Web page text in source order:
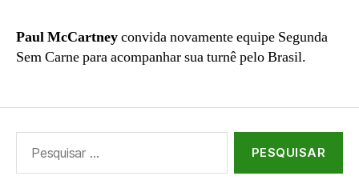
Paul McCartneyconvida novamente equipe Segunda
Sem Carne para acompanhar sua turnê pelo Brasil.
por: